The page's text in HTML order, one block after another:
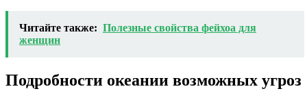
Читайте также: Полезные свойства фейхоа для
женщин
Подробности океании возможных угроз